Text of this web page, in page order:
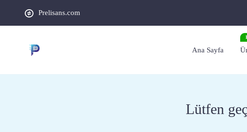
Prelisans.com
Ana Sayfa
Lütfen